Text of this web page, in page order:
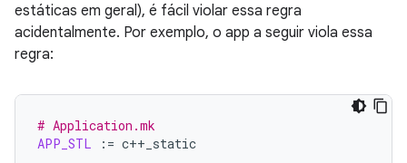
estáticas em geral), é fácil violar essa regra
acidentalmente. Por exemplo, o app a seguir viola essa
regra:
# Application.mk
APP_STL
:=